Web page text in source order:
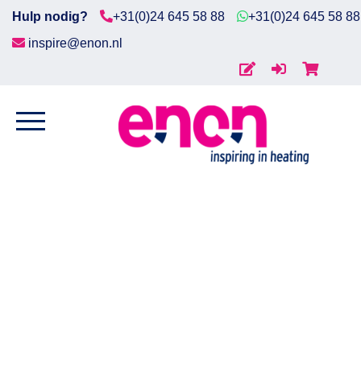
Diensten
Hulp nodig? +31(0)24 645 58 88
+31(0)24 645 58 88
inspire@enon.nl
Ruimteverwarming/ Ventilatorkachels
draagbaar
/ Ventilatorkachel Portable type